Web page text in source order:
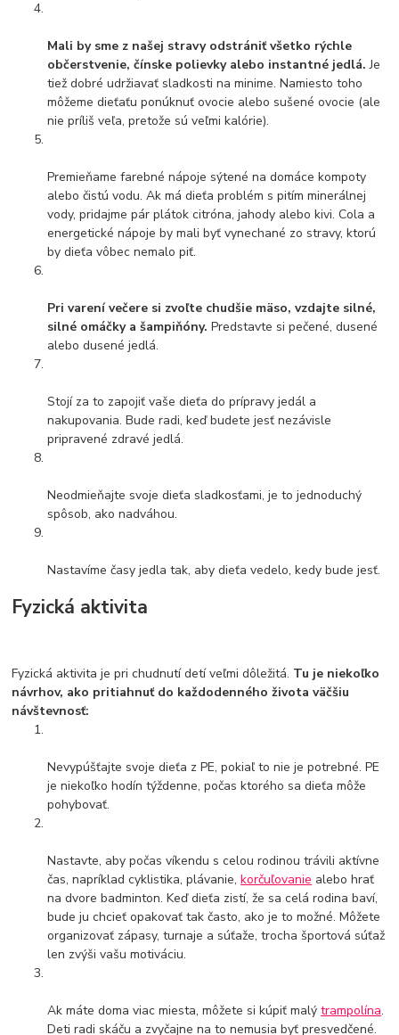
Mali by sme z našej stravy odstrániť všetko rýchle
občerstvenie, čínske polievky alebo instantné jedlá.Je
tiež dobré udržiavať sladkosti na minime. Namiesto toho
môžeme dieťaťu ponúknuť ovocie alebo sušené ovocie (ale
nie príliš veľa, pretože sú veľmi kalórie).
Premieňame farebné nápoje sýtené na domáce kompoty
alebo čistú vodu. Ak má dieťa problém s pitím minerálnej
vody, pridajme pár plátok citróna, jahody alebo kivi. Cola a
energetické nápoje by mali byť vynechané zo stravy, ktorú
by dieťa vôbec nemalo piť.
Pri varení večere si zvoľte chudšie mäso, vzdajte silné,
silné omáčky a šampiňóny.Predstavte si pečené, dusené
alebo dusené jedlá.
Stojí za to zapojiť vaše dieťa do prípravy jedál a
nakupovania. Bude radi, keď budete jesť nezávisle
pripravené zdravé jedlá.
Neodmieňajte svoje dieťa sladkosťami, je to jednoduchý
spôsob, ako nadváhou.
Nastavíme časy jedla tak, aby dieťa vedelo, kedy bude jesť.
Fyzická aktivita
Fyzická aktivita je pri chudnutí detí veľmi dôležitá. Tu je niekoľko
návrhov, ako pritiahnuť do každodenného života väčšiu
návštevnosť:
Nevypúšťajte svoje dieťa z PE, pokiaľ to nie je potrebné. PE
je niekoľko hodín týždenne, počas ktorého sa dieťa môže
pohybovať.
Nastavte, aby počas víkendu s celou rodinou trávili aktívne
čas, napríklad cyklistika, plávanie,korčuľovanie alebo hrať
na dvore badminton. Keď dieťa zistí, že sa celá rodina baví,
bude ju chcieť opakovať tak často, ako je to možné. Môžete
organizovať zápasy, turnaje a súťaže, trocha športová súťaž
len zvýši vašu motiváciu.
Ak máte doma viac miesta, môžete si kúpiť malýtrampolína.
Deti radi skáču a zvyčajne na to nemusia byť presvedčené.